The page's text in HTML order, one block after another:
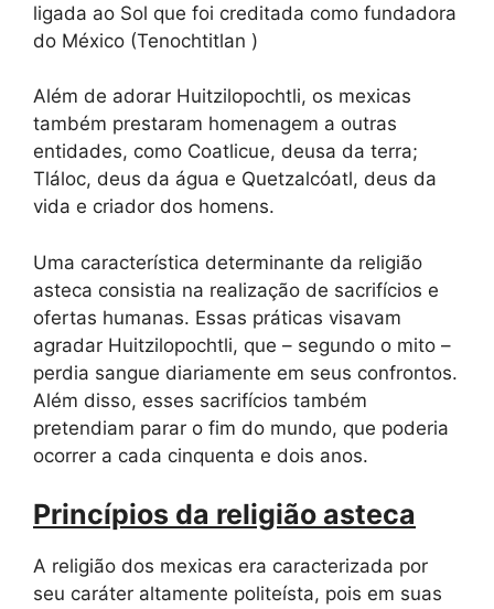
ligada ao Sol que foi creditada como fundadora
do México (Tenochtitlan )
Além de adorar Huitzilopochtli, os mexicas
também prestaram homenagem a outras
entidades, como Coatlicue, deusa da terra;
Tláloc, deus da água e Quetzalcóatl, deus da
vida e criador dos homens.
Uma característica determinante da religião
asteca consistia na realização de sacrifícios e
ofertas humanas. Essas práticas visavam
agradar Huitzilopochtli, que – segundo o mito –
perdia sangue diariamente em seus confrontos.
Além disso, esses sacrifícios também
pretendiam parar o fim do mundo, que poderia
ocorrer a cada cinquenta e dois anos.
Princípios da religião asteca
A religião dos mexicas era caracterizada por
seu caráter altamente politeísta, pois em suas